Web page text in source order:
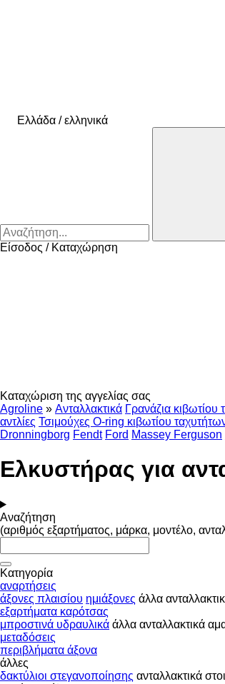
Ελλάδα / ελληνικά
Είσοδος / Καταχώρηση
Καταχώριση της αγγελίας σας
Agroline » Ανταλλακτικά Γρανάζια κιβωτίου
αντλίες Τσιμούχες O-ring κιβωτίου
Dronningborg Fendt Ford Massey Ferguson
Ελκυστήρας για
Αναζήτηση
(αριθμός εξαρτήματος, μάρκα, μοντέλο,
Κατηγορία
αναρτήσεις
άξονες πλαισίου ημιάξονες άλλα
εξαρτήματα καρότσας
μπροστινά υδραυλικά άλλα ανταλλακτικά
μεταδόσεις
περιβλήματα άξονα
άλλες
δακτύλιοι στεγανοποίησης ανταλλακτικά